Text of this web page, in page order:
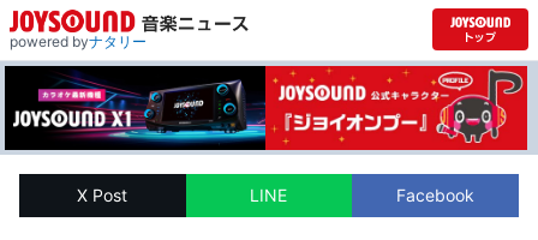
powered byナタリー
X Post LINE Facebook